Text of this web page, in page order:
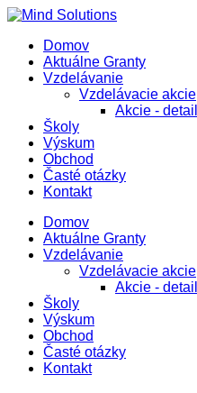
Domov
Aktuálne Granty
Vzdelávanie
Vzdelávacie akcie
Akcie - detail
Školy
Výskum
Obchod
Časté otázky
Kontakt
Domov
Aktuálne Granty
Vzdelávanie
Vzdelávacie akcie
Akcie - detail
Školy
Výskum
Obchod
Časté otázky
Kontakt